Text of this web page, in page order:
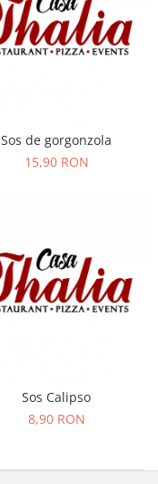
Sos de gorgonzola
15,90 RON
Sos Calipso
8,90 RON